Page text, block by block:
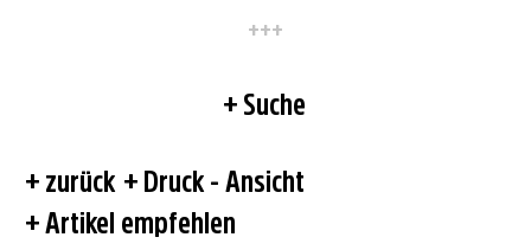
Suche
zurück
Druck - Ansicht
Artikel empfehlen